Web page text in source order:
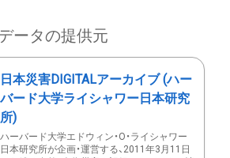
ータの提供元
日本災害DIGITALアーカイブ (ハー
バード大学ライシャワー日本研究
所)
ハーバード大学エドウィン・O・ライシャワー
日本研究所が企画・運営する、2011年3月11日